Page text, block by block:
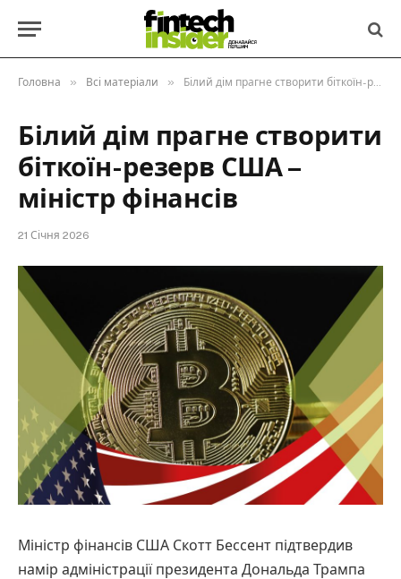
Головна » Всі матеріали » Білий дім прагне створити біткоїн-резерв США – міністр фінансів
Білий дім прагне створити
біткоїн-резерв США –
міністр фінансів
21 Січня 2026
Міністр фінансів США Скотт Бессент підтвердив
намір адміністрації президента Дональда Трампа